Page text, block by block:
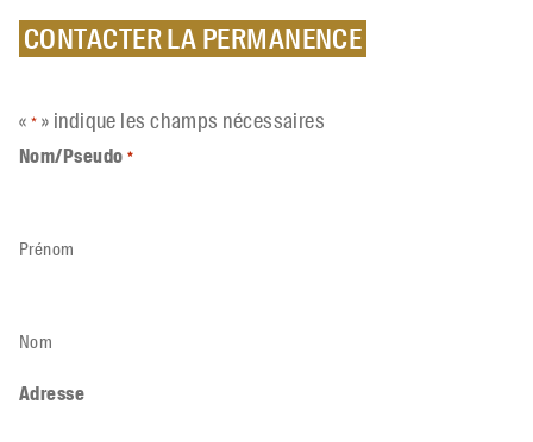
CONTACTER LA PERMANENCE
« * » indique les champs nécessaires
Nom/Pseudo *
Prénom
Nom
Adresse